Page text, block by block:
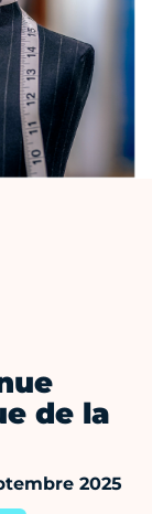
de la
2025